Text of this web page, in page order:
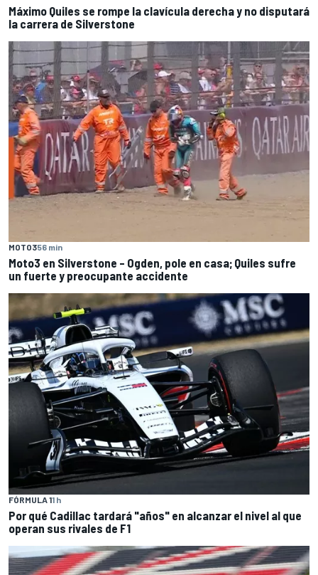
Máximo Quiles se rompe la clavícula derecha y no disputará
la carrera de Silverstone
MOTO356 min
Moto3 en Silverstone – Ogden, pole en casa; Quiles sufre
un fuerte y preocupante accidente
FÓRMULA 11 h
Por qué Cadillac tardará "años" en alcanzar el nivel al que
operan sus rivales de F1